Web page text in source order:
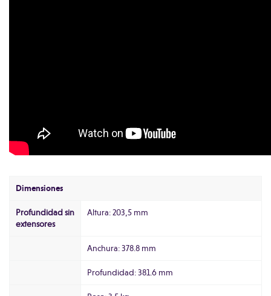
Dimensiones
Profundidad sin
extensores
Altura: 203,5 mm
Anchura: 378.8 mm
Profundidad: 381.6 mm